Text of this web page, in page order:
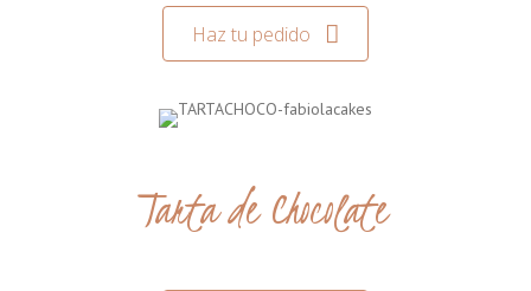
Haz tu pedido
Tarta de Chocolate